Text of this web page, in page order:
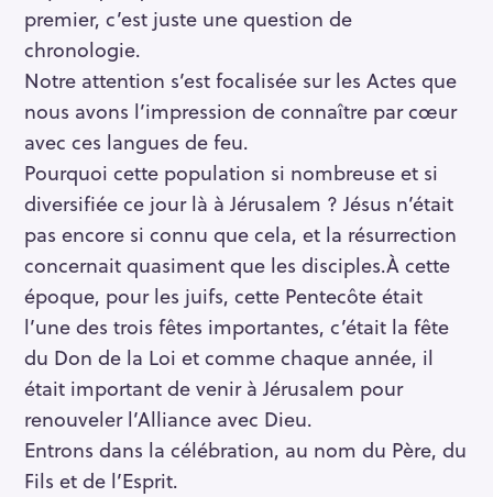
premier, c’est juste une question de
chronologie.
Notre attention s’est focalisée sur les Actes que
nous avons l’impression de connaître par cœur
avec ces langues de feu.
Pourquoi cette population si nombreuse et si
diversifiée ce jour là à Jérusalem ? Jésus n’était
pas encore si connu que cela, et la résurrection
concernait quasiment que les disciples.À cette
époque, pour les juifs, cette Pentecôte était
l’une des trois fêtes importantes, c’était la fête
du Don de la Loi et comme chaque année, il
était important de venir à Jérusalem pour
renouveler l’Alliance avec Dieu.
Entrons dans la célébration, au nom du Père, du
Fils et de l’Esprit.